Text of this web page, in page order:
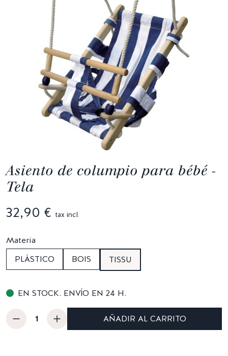
Asiento de columpio para bébé -
Tela
32,90 € tax incl.
Materia
PLÁSTICO
BOIS TISSU
EN STOCK. ENVÍO EN 24 H.
AÑADIR AL CARRITO